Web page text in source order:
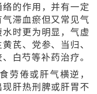
的作用，并有一定
滞血瘀但又常见气
时更为明显，气虚
芪、党参、当归、
白芍等补药治疗。
倦或肝气横逆，
肝热刑脾或肝胃不